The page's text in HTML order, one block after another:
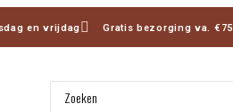
en vrijdag Gratis bezorging va. €75